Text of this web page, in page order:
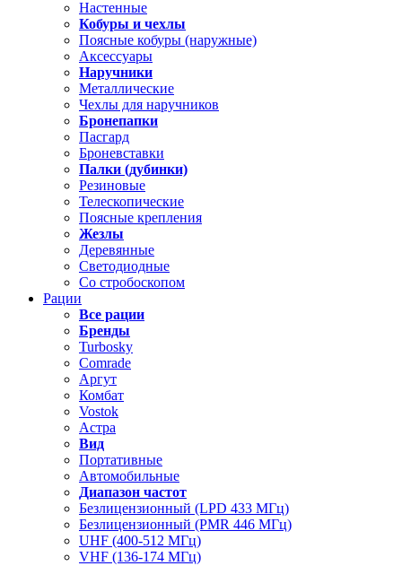
Настенные
Кобуры и чехлы
Поясные кобуры (наружные)
Аксессуары
Наручники
Металлические
Чехлы для наручников
Бронепапки
Пасгард
Броневставки
Палки (дубинки)
Резиновые
Телескопические
Поясные крепления
Жезлы
Деревянные
Светодиодные
Со стробоскопом
Рации
Все рации
Бренды
Turbosky
Comrade
Аргут
Комбат
Vostok
Астра
Вид
Портативные
Автомобильные
Диапазон частот
Безлицензионный (LPD 433 МГц)
Безлицензионный (PMR 446 МГц)
UHF (400-512 МГц)
VHF (136-174 МГц)